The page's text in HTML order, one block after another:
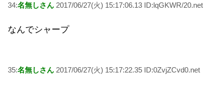
34:名無しさん 2017/06/27(火) 15:17:06.13 ID:lqGKWR/20.net
なんでシャープ
35:名無しさん 2017/06/27(火) 15:17:22.35 ID:0ZvjZCvd0.net